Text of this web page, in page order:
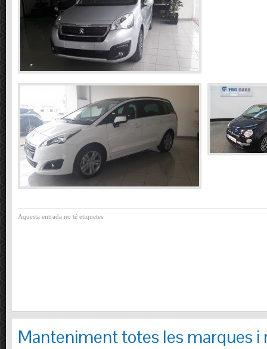
Aquesta entrada no té etiquetes
Manteniment totes les marques i